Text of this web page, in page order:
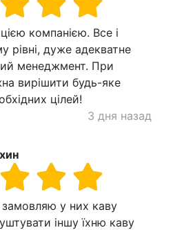
компанією. Все і
дуже адекватне
менеджмент. При
вирішити будь-яке
цілей!
3 дня назад
замовляю у них каву
іншу їхню каву